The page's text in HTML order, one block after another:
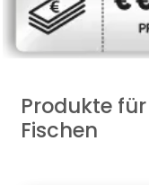
Produkte
Fischen